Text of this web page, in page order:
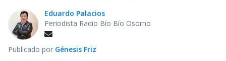
Eduardo Palacios
Periodista Radio Bío Bío Osorno
Publicado por Génesis Friz